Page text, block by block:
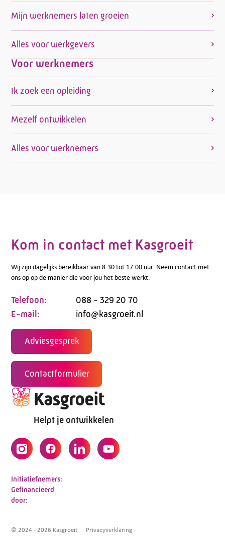
Mijn werknemers laten groeien
Alles voor werkgevers
Voor werknemers
Ik zoek een opleiding
Mezelf ontwikkelen
Alles voor werknemers
Kom in contact met Kasgroeit
Wij zijn dagelijks bereikbaar van 8.30 tot 17.00 uur. Neem contact met
ons op op de manier die voor jou het beste werkt.
Telefoon:
088 - 329 20 70
E-mail:
info@kasgroeit.nl
Adviesgesprek
Contactformulier
Helpt je ontwikkelen
Initiatiefnemers:
Gefinancieerd
door:
© 2024 - 2026 Kasgroeit Privacyverklaring